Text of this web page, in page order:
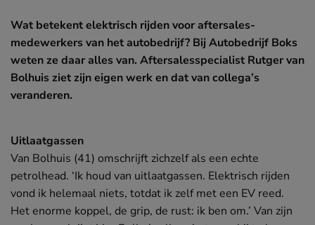
MEI
Wat betekent elektrisch rijden voor aftersales-
medewerkers van het autobedrijf? Bij Autobedrijf Boks
weten ze daar alles van. Aftersalesspecialist Rutger van
Bolhuis ziet zijn eigen werk en dat van collega’s
veranderen.
Uitlaatgassen
Van Bolhuis (41) omschrijft zichzelf als een echte
petrolhead. ‘Ik houd van uitlaatgassen. Elektrisch rijden
vond ik helemaal niets, totdat ik zelf met een EV reed.
Het enorme koppel, de grip, de rust: ik ben om.’ Van zijn